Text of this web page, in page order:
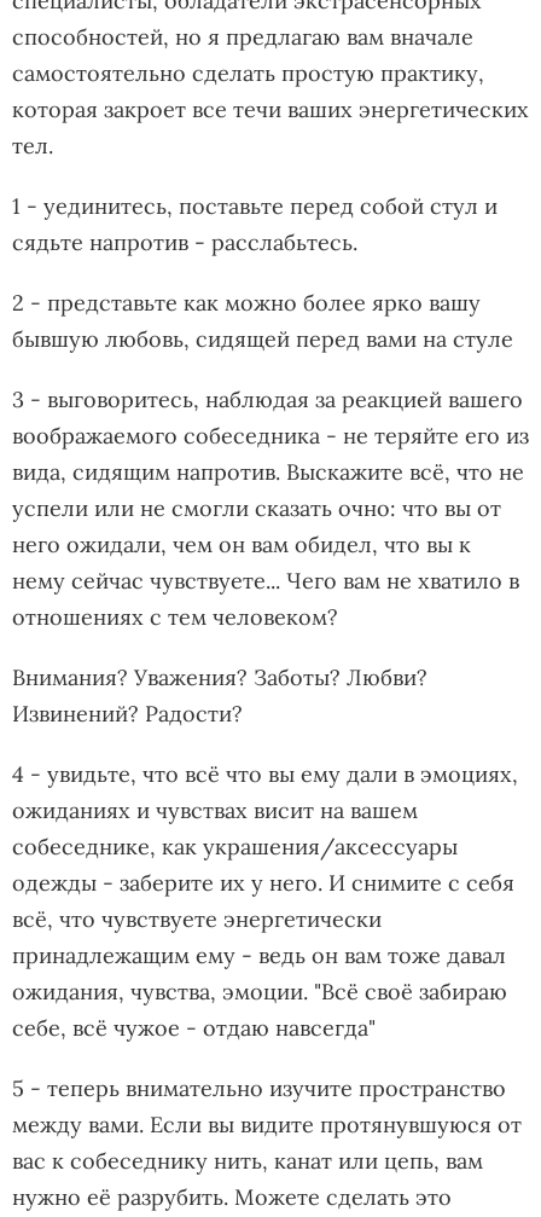
способностей, но я предлагаю вам вначале
самостоятельно сделать простую практику,
которая закроет все течи ваших энергетических
тел.
1 - уединитесь, поставьте перед собой стул и
сядьте напротив - расслабьтесь.
2 - представьте как можно более ярко вашу
бывшую любовь, сидящей перед вами на стуле
3 - выговоритесь, наблюдая за реакцией вашего
воображаемого собеседника - не теряйте его из
вида, сидящим напротив. Выскажите всё, что не
успели или не смогли сказать очно: что вы от
него ожидали, чем он вам обидел, что вы к
нему сейчас чувствуете... Чего вам не хватило в
отношениях с тем человеком?
Внимания? Уважения? Заботы? Любви?
Извинений? Радости?
4 - увидьте, что всё что вы ему дали в эмоциях,
ожиданиях и чувствах висит на вашем
собеседнике, как украшения/аксессуары
одежды - заберите их у него. И снимите с себя
всё, что чувствуете энергетически
принадлежащим ему - ведь он вам тоже давал
ожидания, чувства, эмоции. "Всё своё забираю
себе, всё чужое - отдаю навсегда"
5 - теперь внимательно изучите пространство
между вами. Если вы видите протянувшуюся от
вас к собеседнику нить, канат или цепь, вам
нужно её разрубить. Можете сделать это